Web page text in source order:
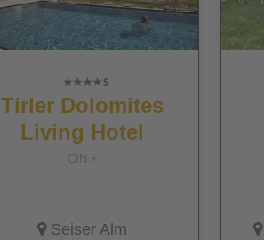
Tirler Dolomites
Living Hotel
CIN +
Seiser Alm